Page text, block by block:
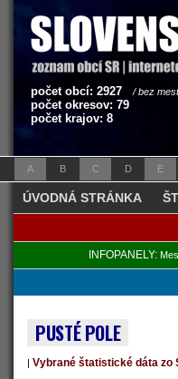
počet obcí: 2927 / bez
počet okresov: 79
počet krajov: 8
A B C D E
ÚVODNÁ STRÁNKA
INFOPANELY:
PUSTÉ POLE
| Vybrané štatistické dáta zo